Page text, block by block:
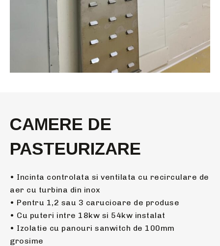
CAMERE DE
PASTEURIZARE
• Incinta controlata si ventilata cu recirculare de
aer cu turbina din inox
• Pentru 1,2 sau 3 carucioare de produse
• Cu puteri intre 18kw si 54kw instalat
• Izolatie cu panouri sanwitch de 100mm
grosime